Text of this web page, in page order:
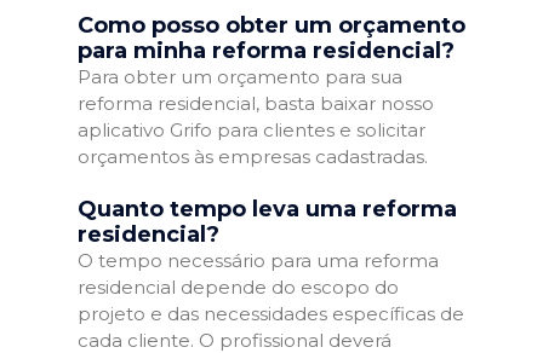
Como posso obter um orçamento
para minha reforma residencial?
Para obter um orçamento para sua
reforma residencial, basta baixar nosso
aplicativo Grifo para clientes e solicitar
orçamentos às empresas cadastradas.
Quanto tempo leva uma reforma
residencial?
O tempo necessário para uma reforma
residencial depende do escopo do
projeto e das necessidades específicas de
cada cliente. O profissional deverá